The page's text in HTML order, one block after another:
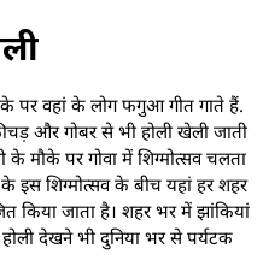
पर वहां के लोग फगुआ गीत गाते हैं.
और गोबर से भी होली खेली जाती
के मौके पर गोवा में शिग्मोत्सव चलता
इस शिग्मोत्सव के बीच यहां हर शहर
किया जाता है। शहर भर में झांकियां
होली देखने भी दुनिया भर से पर्यटक